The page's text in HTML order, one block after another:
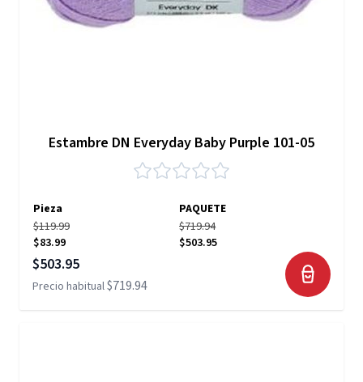
Estambre DN Everyday Baby Purple 101-05
Pieza
PAQUETE
$119.99
$83.99
$719.94
$503.95
Precio especial
$503.95
Precio habitual$719.94